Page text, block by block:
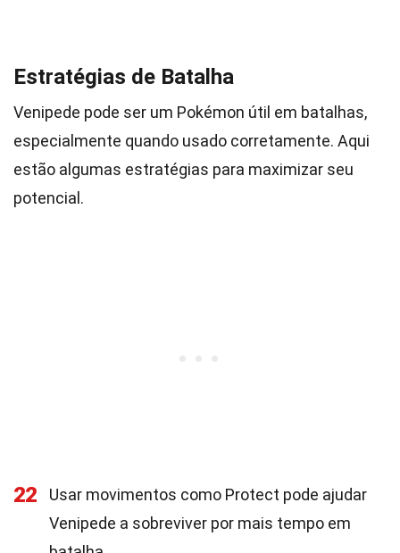
Estratégias de Batalha
Venipede pode ser um Pokémon útil em batalhas,
especialmente quando usado corretamente. Aqui
estão algumas estratégias para maximizar seu
potencial.
22
Usar movimentos como Protect pode ajudar
Venipede a sobreviver por mais tempo em